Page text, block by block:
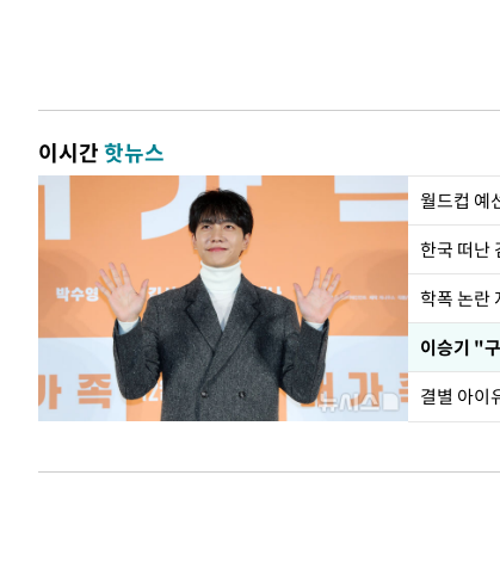
이시간핫뉴스
월드컵 예
한국 떠난
학폭 논란
이승기 "
결별 아이